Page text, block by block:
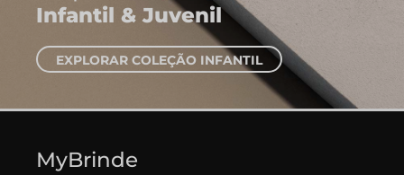
EXPLORAR
MyBrinde